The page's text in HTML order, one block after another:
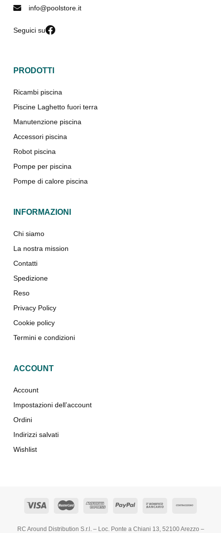
info@poolstore.it
Seguici su
PRODOTTI
Ricambi piscina
Piscine Laghetto fuori terra
Manutenzione piscina
Accessori piscina
Robot piscina
Pompe per piscina
Pompe di calore piscina
INFORMAZIONI
Chi siamo
La nostra mission
Contatti
Spedizione
Reso
Privacy Policy
Cookie policy
Termini e condizioni
ACCOUNT
Account
Impostazioni dell’account
Ordini
Indirizzi salvati
Wishlist
RC Around Distribution S.r.l. – Loc. Ponte a Chiani 13, 52100 Arezzo –